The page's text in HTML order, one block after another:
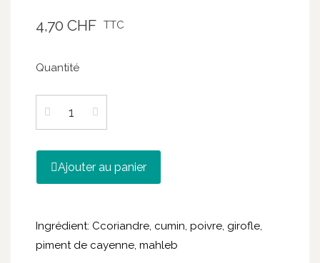
4,70 CHF TTC
Quantité
Ajouter au panier
Ingrédient: Ccoriandre, cumin, poivre, girofle,
piment de cayenne, mahleb